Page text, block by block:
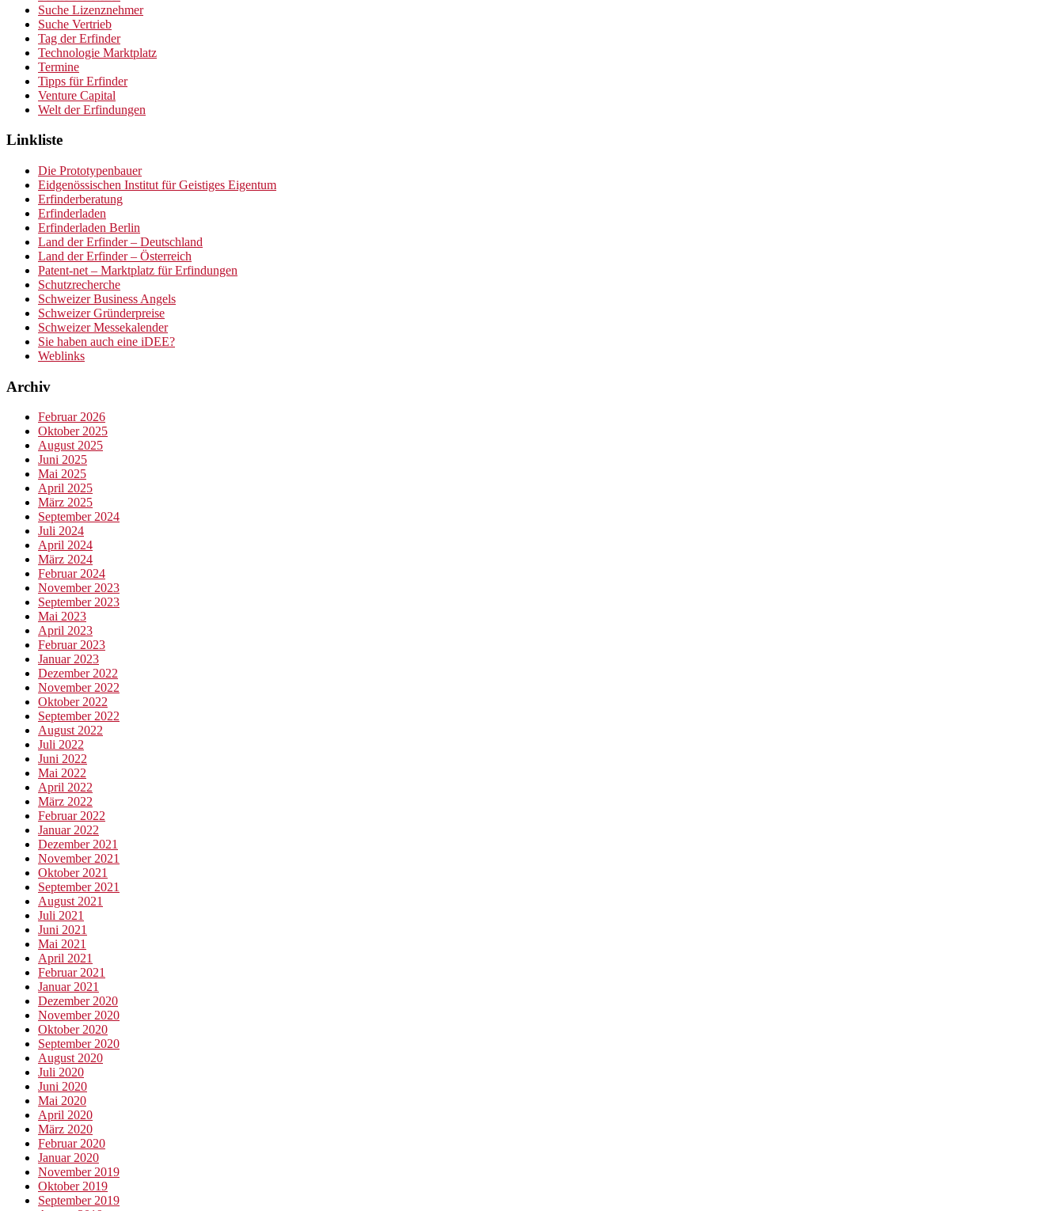
Suche Lizenznehmer
Suche Vertrieb
Tag der Erfinder
Technologie Marktplatz
Termine
Tipps für Erfinder
Venture Capital
Welt der Erfindungen
Linkliste
Die Prototypenbauer
Eidgenössischen Institut für Geistiges Eigentum
Erfinderberatung
Erfinderladen
Erfinderladen Berlin
Land der Erfinder – Deutschland
Land der Erfinder – Österreich
Patent-net – Marktplatz für Erfindungen
Schutzrecherche
Schweizer Business Angels
Schweizer Gründerpreise
Schweizer Messekalender
Sie haben auch eine iDEE?
Weblinks
Archiv
Februar 2026
Oktober 2025
August 2025
Juni 2025
Mai 2025
April 2025
März 2025
September 2024
Juli 2024
April 2024
März 2024
Februar 2024
November 2023
September 2023
Mai 2023
April 2023
Februar 2023
Januar 2023
Dezember 2022
November 2022
Oktober 2022
September 2022
August 2022
Juli 2022
Juni 2022
Mai 2022
April 2022
März 2022
Februar 2022
Januar 2022
Dezember 2021
November 2021
Oktober 2021
September 2021
August 2021
Juli 2021
Juni 2021
Mai 2021
April 2021
Februar 2021
Januar 2021
Dezember 2020
November 2020
Oktober 2020
September 2020
August 2020
Juli 2020
Juni 2020
Mai 2020
April 2020
März 2020
Februar 2020
Januar 2020
November 2019
Oktober 2019
September 2019